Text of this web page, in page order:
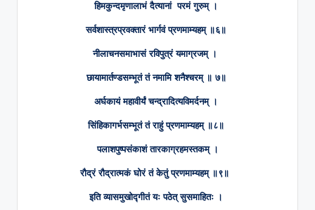
हिमकुन्दमृणालाभं दैत्यानां परमं गुरुम् ।
सर्वशास्त्रप्रवक्तारं भार्गवं प्रणमाम्यहम् ॥६॥
नीलाचनसमाभासं रविपुत्रं यमाग्रजम् ।
छायामार्तण्डसम्भूतं तं नमामि शनैश्चरम् ॥ ७॥
अर्घकायं महावीर्यं चन्द्रादित्यविमर्दनम् ।
सिंहिकागर्भसम्भूतं तं राहुं प्रणमाम्यहम् ॥८॥
पलाशपुष्पसंकाशं तारकाग्रहमस्तकम् ।
रौद्रं रौद्रात्मकं घोरं तं केतुं प्रणमाम्यहम् ॥९॥
इति व्यासमुखोद्गीतं यः पठेत् सुसमाहितः ।